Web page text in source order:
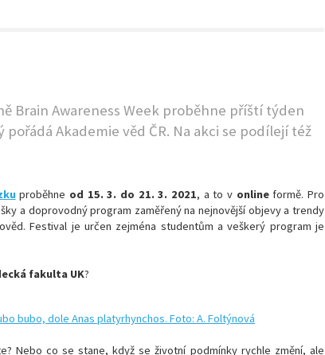
Brain Awareness Week proběhne příští týden
pořádá Akademie věd ČR. Na akci se podílejí též
proběhne od 15. 3. do 21. 3. 2021, a to v onlineformě. Pro
a doprovodný program zaměřený na nejnovější objevy a trendy
Festival je určen zejména studentům a veškerý program je
fakulta UK?
Nebo co se stane, když se životní podmínky rychle změní, ale